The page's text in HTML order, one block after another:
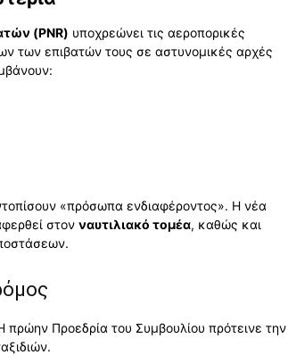
(PNR) υποχρεώνει τις αεροπορικές
των επιβατών τους σε αστυνομικές αρχές
«πρόσωπα ενδιαφέροντος». Η νέα
στον ναυτιλιακό τομέα, καθώς και
πρώην Προεδρία του Συμβουλίου πρότεινε την